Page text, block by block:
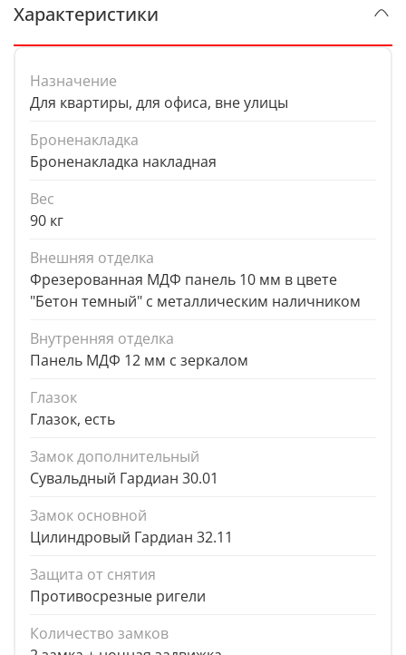
Характеристики
Назначение
Для квартиры, для офиса, вне улицы
Броненакладка
Броненакладка накладная
Вес
90 кг
Внешняя отделка
Фрезерованная МДФ панель 10 мм в цвете
"Бетон темный" с металлическим наличником
Внутренняя отделка
Панель МДФ 12 мм с зеркалом
Глазок
Глазок, есть
Замок дополнительный
Сувальдный Гардиан 30.01
Замок основной
Цилиндровый Гардиан 32.11
Защита от снятия
Противосрезные ригели
Количество замков